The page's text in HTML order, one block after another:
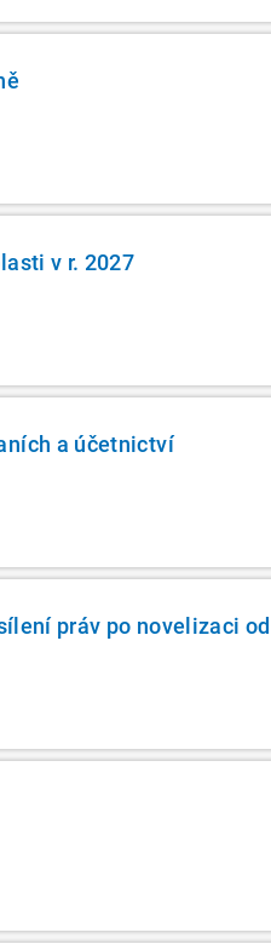
v r. 2027
a účetnictví
práv po novelizaci